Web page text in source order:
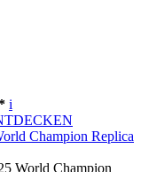
i
Champion Replica
World Champion